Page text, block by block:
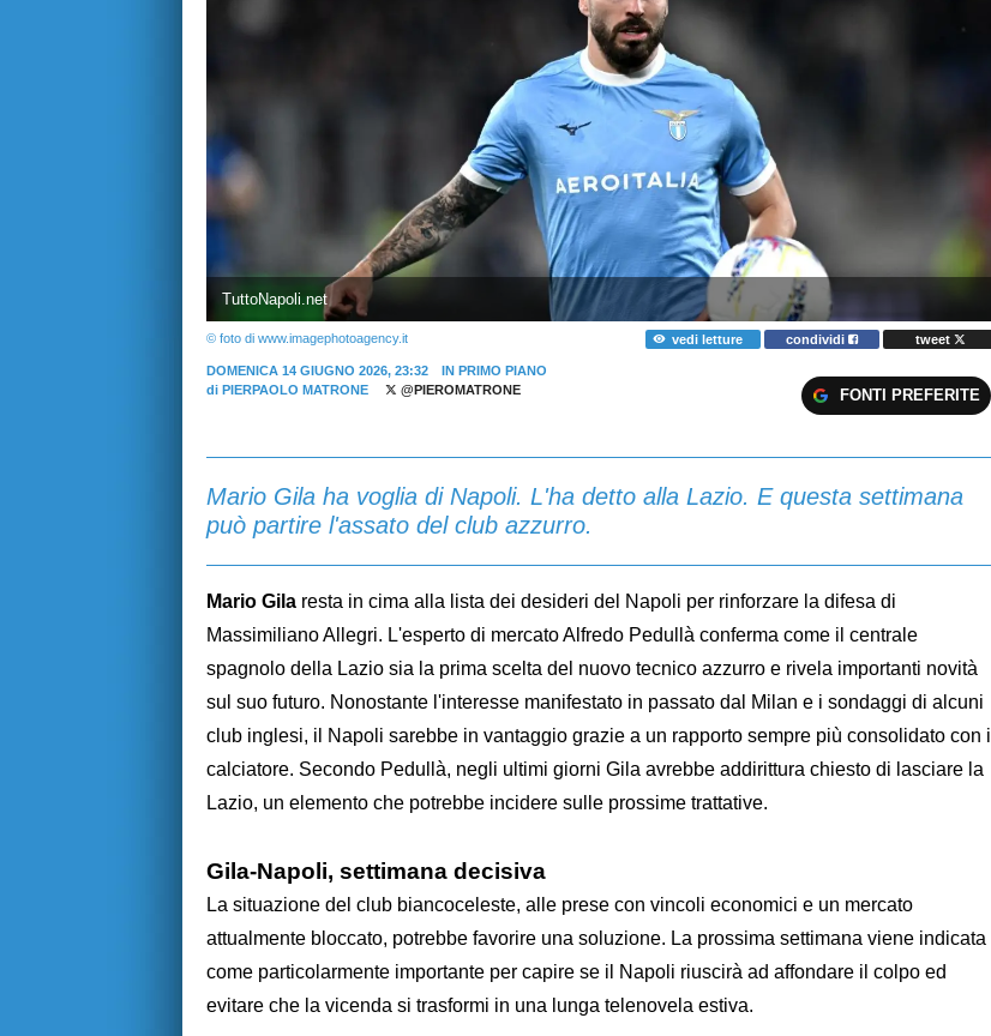
TuttoNapoli.net
© foto di www.imagephotoagency.it vedi letture condividi tweet
DOMENICA 14 GIUGNO 2026, 23:32
IN PRIMO PIANO
di PIERPAOLO MATRONE @PIEROMATRONE FONTI PREFERITE
Mario Gila ha voglia di Napoli. L'ha detto alla Lazio. E questa settimana
può partire l'assato del club azzurro.
Mario Gila resta in cima alla lista dei desideri del Napoli per rinforzare la difesa di
Massimiliano Allegri. L'esperto di mercato Alfredo Pedullà conferma come il centrale
spagnolo della Lazio sia la prima scelta del nuovo tecnico azzurro e rivela importanti novità
sul suo futuro. Nonostante l'interesse manifestato in passato dal Milan e i sondaggi di alcuni
club inglesi, il Napoli sarebbe in vantaggio grazie a un rapporto sempre più consolidato con il
calciatore. Secondo Pedullà, negli ultimi giorni Gila avrebbe addirittura chiesto di lasciare la
Lazio, un elemento che potrebbe incidere sulle prossime trattative.
Gila-Napoli, settimana decisiva
La situazione del club biancoceleste, alle prese con vincoli economici e un mercato
attualmente bloccato, potrebbe favorire una soluzione. La prossima settimana viene indicata
come particolarmente importante per capire se il Napoli riuscirà ad affondare il colpo ed
evitare che la vicenda si trasformi in una lunga telenovela estiva.